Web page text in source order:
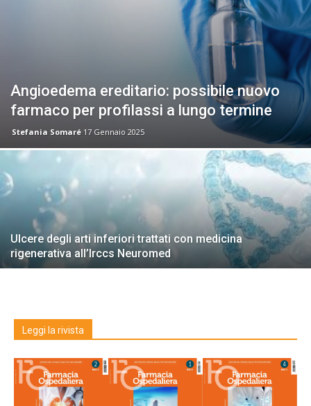
Angioedema ereditario: possibile nuovo
farmaco per profilassi a lungo termine
Stefania Somaré 17 Gennaio 2025
Ulcere degli arti inferiori trattati con medicina
rigenerativa all’Irccs Neuromed
Leggi la rivista